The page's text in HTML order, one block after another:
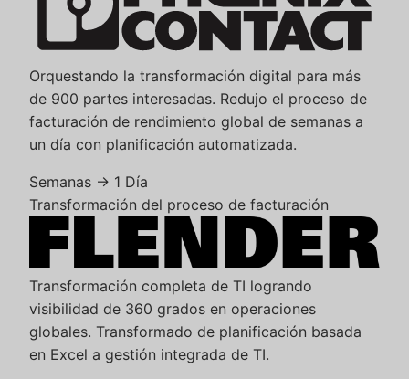
Orquestando la transformación digital para más
de 900 partes interesadas. Redujo el proceso de
facturación de rendimiento global de semanas a
un día con planificación automatizada.
Semanas → 1 Día
Transformación del proceso de facturación
Transformación completa de TI logrando
visibilidad de 360 grados en operaciones
globales. Transformado de planificación basada
en Excel a gestión integrada de TI.